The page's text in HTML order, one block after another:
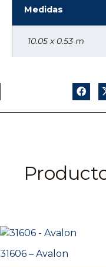
Medidas
10.05 x 0.53 m
31606 – Avalon